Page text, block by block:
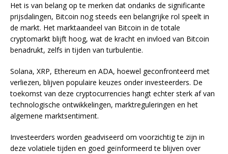
Het is van belang op te merken dat ondanks de significante
prijsdalingen, Bitcoin nog steeds een belangrijke rol speelt in
de markt. Het marktaandeel van Bitcoin in de totale
cryptomarkt blijft hoog, wat de kracht en invloed van Bitcoin
benadrukt, zelfs in tijden van turbulentie.
Solana, XRP, Ethereum en ADA, hoewel geconfronteerd met
verliezen, blijven populaire keuzes onder investeerders. De
toekomst van deze cryptocurrencies hangt echter sterk af van
technologische ontwikkelingen, marktreguleringen en het
algemene marktsentiment.
Investeerders worden geadviseerd om voorzichtig te zijn in
deze volatiele tijden en goed geïnformeerd te blijven over